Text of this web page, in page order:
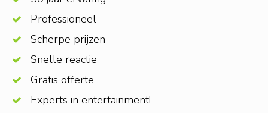
Professioneel
Scherpe prijzen
Snelle reactie
Gratis offerte
Experts in entertainment!